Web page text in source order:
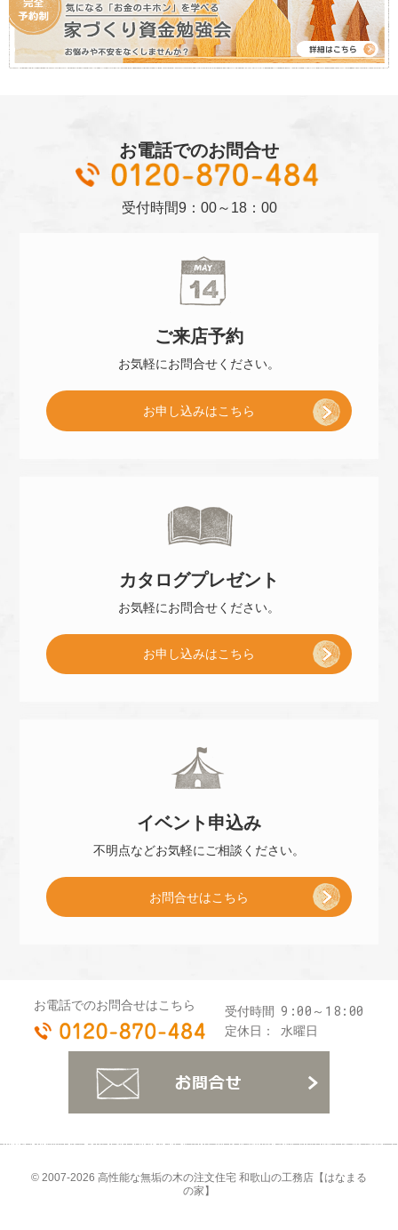
お電話でのお問合せ
受付時間9：00～18：00
ご来店予約
お気軽にお問合せください。
予
お申し込みはこちら
カタログプレゼント
お気軽にお問合せください。
プ
ゼ
お申し込みはこちら
イベント 申込み
不明点などお気軽に ご相談ください。
お問合せはこちら
お電話でのお問合せはこちら
0120-870-484
受付時間 9:00～18:00
定休日： 水曜日
© 2007-2026 高性能な無垢の木の注文住宅 和歌山の工務店【はなまる
の家】